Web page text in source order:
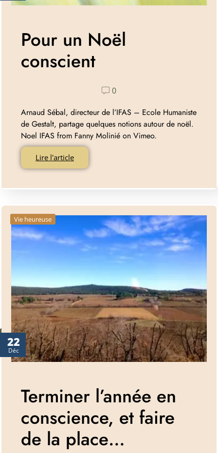
Pour un Noël
conscient
0
Arnaud Sébal, directeur de l’IFAS – Ecole Humaniste
de Gestalt, partage quelques notions autour de noël.
Noel IFAS from Fanny Molinié on Vimeo.
Lire l'article
22
Déc
Vie heureuse
Terminer l’année en
conscience, et faire
de la place…